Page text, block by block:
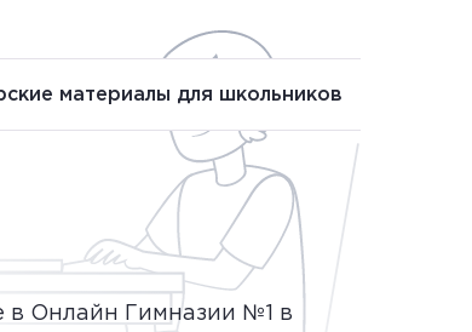
материалы для школьников
в Онлайн Гимназии №1 в